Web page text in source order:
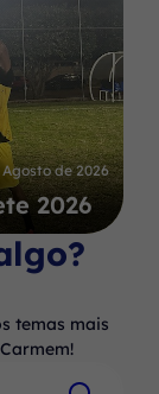
de 2026
2026
temas mais